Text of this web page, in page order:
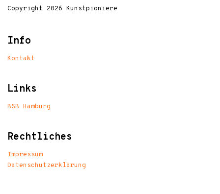
Copyright 2026 Kunstpioniere
Info
Kontakt
Links
BSB Hamburg
Rechtliches
Impressum
Datenschutzerklärung